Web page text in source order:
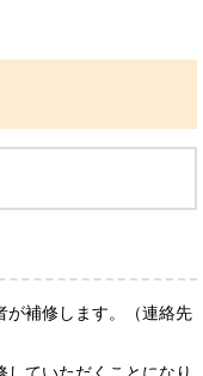
が補修します。（連絡先